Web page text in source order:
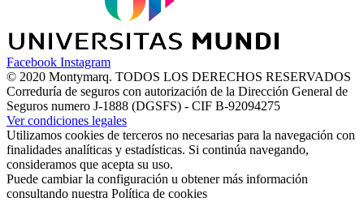
Facebook Instagram
© 2020 Montymarq. TODOS LOS DERECHOS RESERVADOS
Correduría de seguros con autorización de la Dirección General de
Seguros numero J-1888 (DGSFS) - CIF B-92094275
Ver condiciones legales
Utilizamos cookies de terceros no necesarias para la navegación con
finalidades analíticas y estadísticas. Si continúa navegando,
consideramos que acepta su uso.
Puede cambiar la configuración u obtener más información
consultando nuestra Política de cookies